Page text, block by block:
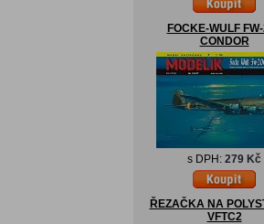
FOCKE-WULF
CONDOR
s DPH: 279 Kč
ŘEZAČKA NA
VFTC2